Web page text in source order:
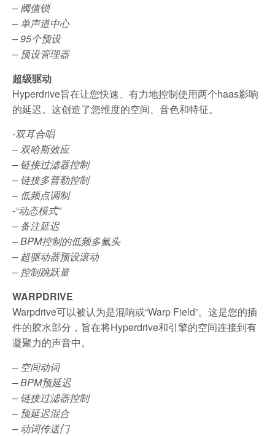
– 阈值锁
– 单声道中心
– 95个预设
– 预设管理器
超级驱动
Hyperdrive旨在让您快速、有力地控制使用两个haas影响
的延迟。这创造了您维度的空间、音色和特征。
-双耳合唱
– 双哈斯效应
– 链接过滤器控制
– 链接多普勒控制
– 低频点调制
-“动态模式”
– 备注延迟
– BPM控制的低频多氟头
– 超驱动器预设滚动
– 控制跳跃量
WARPDRIVE
Warpdrive可以被认为是混响或“Warp Field”。这是您的插
件的胶水部分，旨在将Hyperdrive和引擎的空间连接到有
凝聚力的声音中。
– 空间动词
– BPM预延迟
– 链接过滤器控制
– 预延迟混合
– 动词传送门